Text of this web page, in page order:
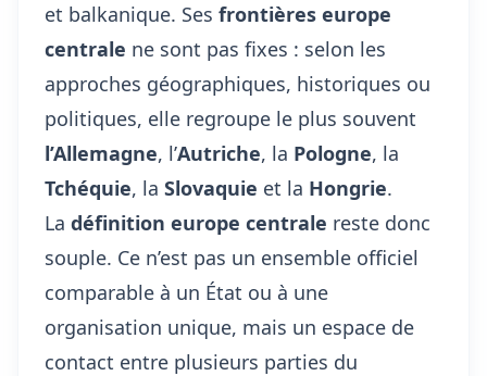
et balkanique. Ses frontières europe
centrale ne sont pas fixes : selon les
approches géographiques, historiques ou
politiques, elle regroupe le plus souvent
l’Allemagne, l’Autriche, la Pologne, la
Tchéquie, la Slovaquie et la Hongrie.
La définition europe centrale reste donc
souple. Ce n’est pas un ensemble officiel
comparable à un État ou à une
organisation unique, mais un espace de
contact entre plusieurs parties du